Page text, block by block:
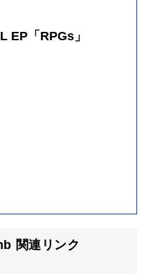
EP「RPGs」
関連リンク